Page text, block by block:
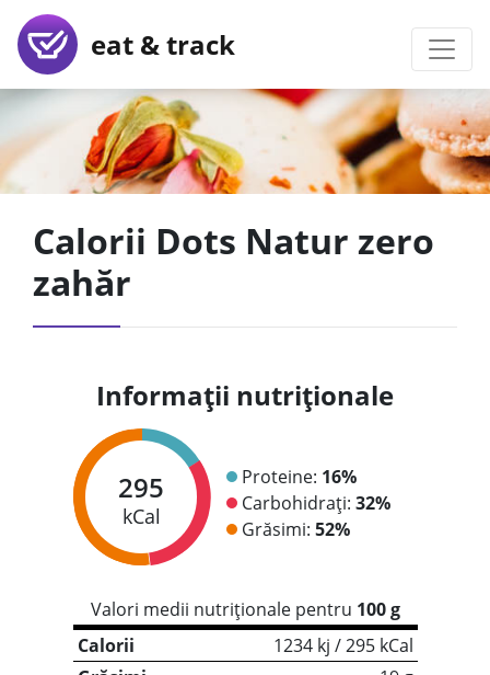
eat & track
Calorii Dots Natur zero
zahăr
Informații nutriționale
295
kCal
Proteine: 16%
Carbohidrați: 32%
Grăsimi: 52%
Valori medii nutriționale pentru 100 g
Calorii
1234 kj / 295 kCal